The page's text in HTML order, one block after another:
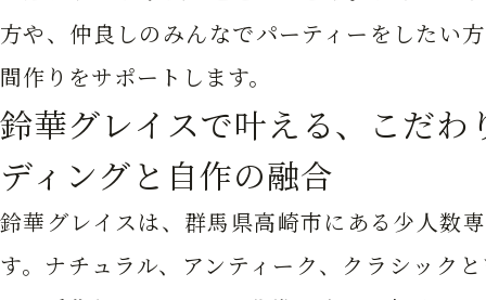
方や、仲良しのみんなでパーティーをしたい
間作りをサポートします。
鈴華グレイスで叶える、こだわ
ディングと自作の融合
鈴華グレイスは、群馬県高崎市にある少人数
す。ナチュラル、アンティーク、クラシック